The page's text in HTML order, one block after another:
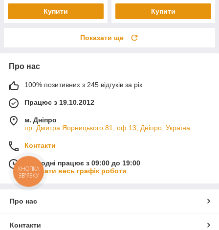
Купити Купити
Показати ще
Про нас
100% позитивних з 245 відгуків за рік
Працює з 19.10.2012
м. Дніпро
пр. Дмитра Яорницького 81, оф.13, Дніпро, Україна
Контакти
Сьогодні працює з 09:00 до 19:00
Показати весь графік роботи
Про нас
Контакти
КНОПКА
ЗВ'ЯЗКУ